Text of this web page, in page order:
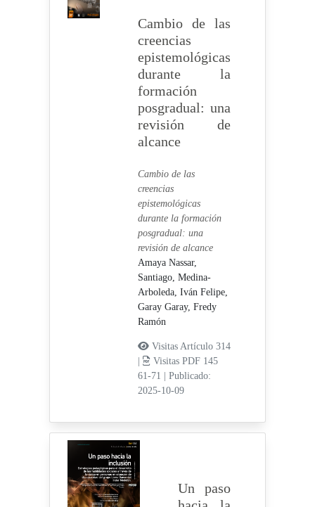
Cambio de las
creencias
epistemológicas
durante la
formación
posgradual: una
revisión de
alcance
Cambio de las
creencias
epistemológicas
durante la formación
posgradual: una
revisión de alcance
Amaya Nassar,
Santiago, Medina-
Arboleda, Iván Felipe,
Garay Garay, Fredy
Ramón
Visitas Artículo 314
Visitas PDF 145
61-71
Publicado:
2025-10-09
Un paso